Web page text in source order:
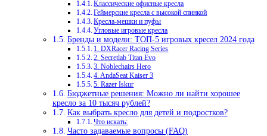
Классические офисные кресла
Геймерские кресла с высокой спинкой
Кресла-мешки и пуфы
Угловые игровые кресла
Бренды и модели: ТОП-5 игровых кресел 2024 года
1. DXRacer Racing Series
2. Secretlab Titan Evo
3. Noblechairs Hero
4. AndaSeat Kaiser 3
5. Razer Iskur
Бюджетные решения: Можно ли найти хорошее
кресло за 10 тысяч рублей?
Как выбрать кресло для детей и подростков?
Что искать:
Часто задаваемые вопросы (FAQ)